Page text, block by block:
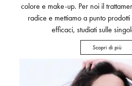
colore e make-up. Per noi il
radice e mettiamo a punto
efficaci, studiati sulle
Scopri di più